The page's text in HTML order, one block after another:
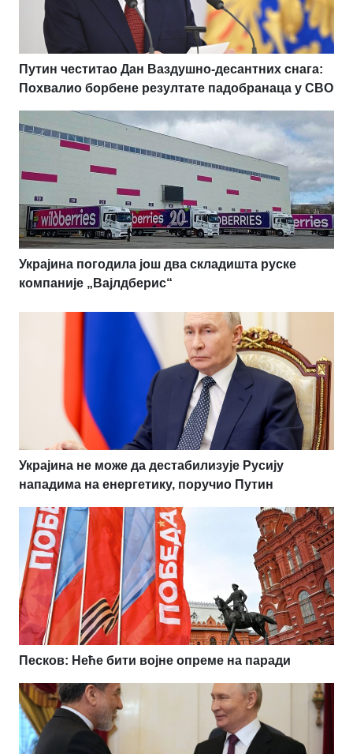
Путин честитао Дан Ваздушно-десантних снага:
Похвалио борбене резултате падобранаца у СВО
Украјина погодила још два складишта руске
компаније „Вајлдберис“
Украјина не може да дестабилизује Русију
нападима на енергетику, поручио Путин
Песков: Неће бити војне опреме на паради